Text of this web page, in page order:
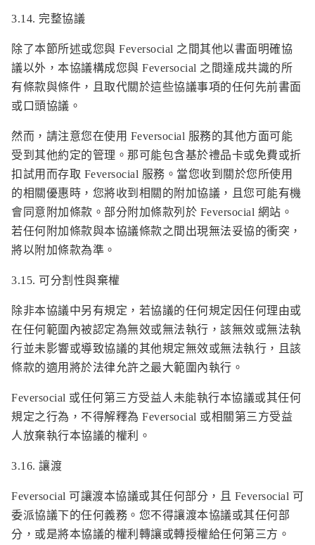
3.14. 完整協議
除了本節所述或您與 Feversocial 之間其他以書面明確協
議以外，本協議構成您與 Feversocial 之間達成共識的所
有條款與條件，且取代關於這些協議事項的任何先前書面
或口頭協議。
然而，請注意您在使用 Feversocial 服務的其他方面可能
受到其他約定的管理。那可能包含基於禮品卡或免費或折
扣試用而存取 Feversocial 服務。當您收到關於您所使用
的相關優惠時，您將收到相關的附加協議，且您可能有機
會同意附加條款。部分附加條款列於 Feversocial 網站。
若任何附加條款與本協議條款之間出現無法妥協的衝突，
將以附加條款為準。
3.15. 可分割性與棄權
除非本協議中另有規定，若協議的任何規定因任何理由或
在任何範圍內被認定為無效或無法執行，該無效或無法執
行並未影響或導致協議的其他規定無效或無法執行，且該
條款的適用將於法律允許之最大範圍內執行。
Feversocial 或任何第三方受益人未能執行本協議或其任何
規定之行為，不得解釋為 Feversocial 或相關第三方受益
人放棄執行本協議的權利。
3.16. 讓渡
Feversocial 可讓渡本協議或其任何部分，且 Feversocial 可
委派協議下的任何義務。您不得讓渡本協議或其任何部
分，或是將本協議的權利轉讓或轉授權給任何第三方。